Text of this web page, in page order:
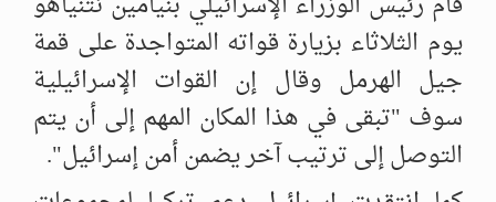
يوم الثلاثاء بزيارة قواته ‏المتواجدة على قمة
جيل الهرمل وقال إن القوات الإسرائيلية
سوف "تبقى في هذا ‏المكان المهم إلى أن يتم
التوصل إلى ترتيب آخر يضمن أمن إسرائيل". ‏